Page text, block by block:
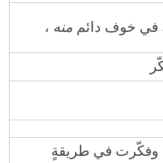
في خوف دائم منه ،
وفكّرت في طريقةٍ